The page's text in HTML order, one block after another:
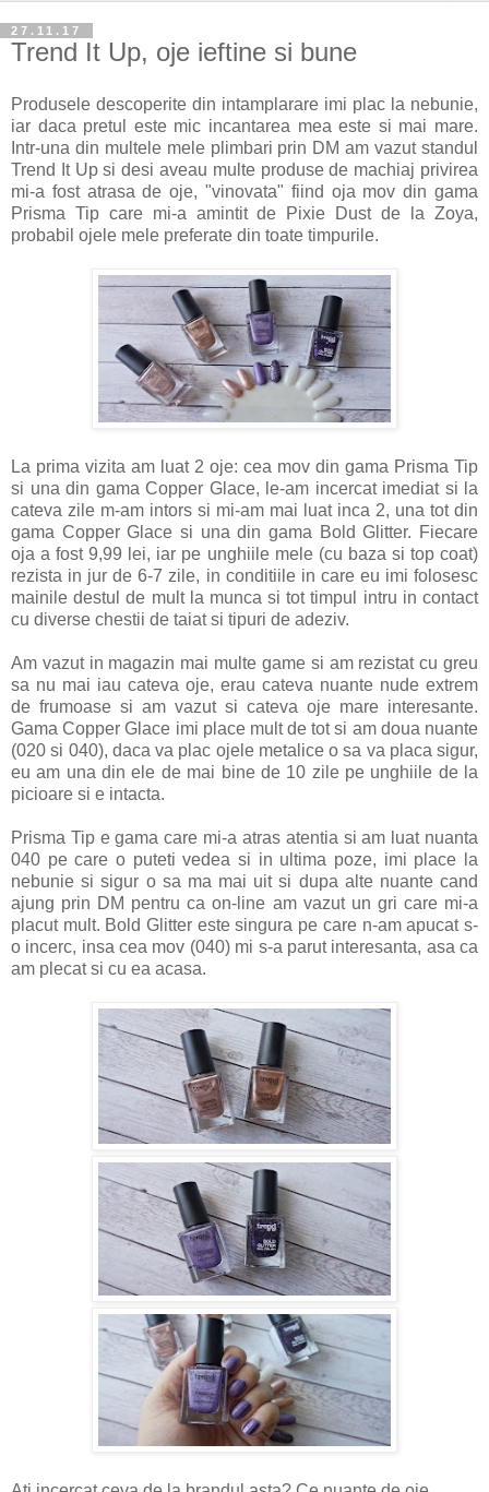
27.11.17
Trend It Up, oje ieftine si bune
Produsele descoperite din intamplarare imi plac la nebunie,
iar daca pretul este mic incantarea mea este si mai mare.
Intr-una din multele mele plimbari prin DM am vazut standul
Trend It Up si desi aveau multe produse de machiaj privirea
mi-a fost atrasa de oje, "vinovata" fiind oja mov din gama
Prisma Tip care mi-a amintit de Pixie Dust de la Zoya,
probabil ojele mele preferate din toate timpurile.
La prima vizita am luat 2 oje: cea mov din gama Prisma Tip
si una din gama Copper Glace, le-am incercat imediat si la
cateva zile m-am intors si mi-am mai luat inca 2, una tot din
gama Copper Glace si una din gama Bold Glitter. Fiecare
oja a fost 9,99 lei, iar pe unghiile mele (cu baza si top coat)
rezista in jur de 6-7 zile, in conditiile in care eu imi folosesc
mainile destul de mult la munca si tot timpul intru in contact
cu diverse chestii de taiat si tipuri de adeziv.
Am vazut in magazin mai multe game si am rezistat cu greu
sa nu mai iau cateva oje, erau cateva nuante nude extrem
de frumoase si am vazut si cateva oje mare interesante.
Gama Copper Glace imi place mult de tot si am doua nuante
(020 si 040), daca va plac ojele metalice o sa va placa sigur,
eu am una din ele de mai bine de 10 zile pe unghiile de la
picioare si e intacta.
Prisma Tip e gama care mi-a atras atentia si am luat nuanta
040 pe care o puteti vedea si in ultima poze, imi place la
nebunie si sigur o sa ma mai uit si dupa alte nuante cand
ajung prin DM pentru ca on-line am vazut un gri care mi-a
placut mult. Bold Glitter este singura pe care n-am apucat s-
o incerc, insa cea mov (040) mi s-a parut interesanta, asa ca
am plecat si cu ea acasa.